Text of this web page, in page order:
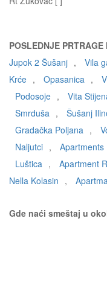
POSLEDNJE
Jupok 2 Šušanj , Vila
Krće , Opasanica ,
Podosoje , Vita
Smrduša , Šušanj
Gradačka Poljana ,
Naljutci , Apartments
Luštica , Apartment
Nella Kolasin ,
Gde naći smeštaj u